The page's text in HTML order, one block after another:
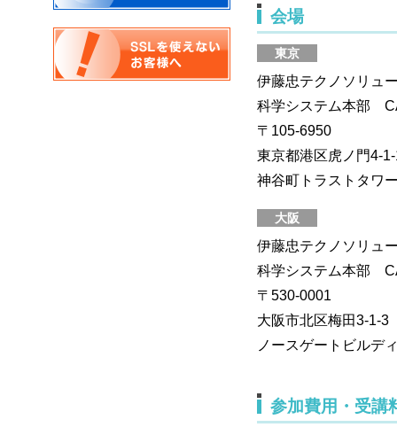
会場
東京
伊藤忠テクノソリュ
科学システム本部
〒105-6950
東京都港区虎ノ門4-
神谷町トラストタワ
大阪
伊藤忠テクノソリュ
科学システム本部
〒530-0001
大阪市北区梅田3-1-3
ノースゲートビルデ
参加費用・受講